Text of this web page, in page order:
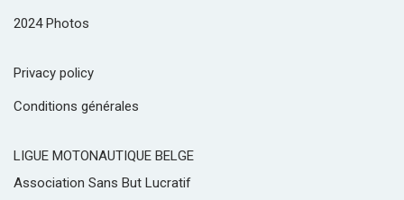
2024 Photos
Privacy policy
Conditions générales
LIGUE MOTONAUTIQUE BELGE
Association Sans But Lucratif